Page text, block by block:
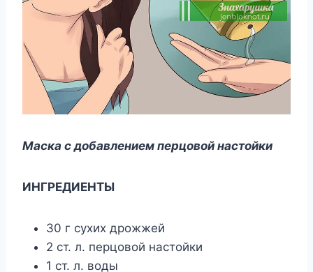
Маска с добавлением перцовой настойки
ИНГРЕДИЕНТЫ
30 г сухих дрожжей
2 ст. л. перцовой настойки
1 ст. л. воды